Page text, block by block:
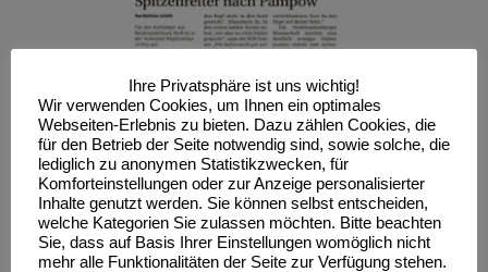
Ihre Privatsphäre ist uns wichtig!
Wir verwenden Cookies, um Ihnen ein optimales
Webseiten-Erlebnis zu bieten. Dazu zählen Cookies, die
für den Betrieb der Seite notwendig sind, sowie solche, die
lediglich zu anonymen Statistikzwecken, für
Komforteinstellungen oder zur Anzeige personalisierter
Inhalte genutzt werden. Sie können selbst entscheiden,
welche Kategorien Sie zulassen möchten. Bitte beachten
Sie, dass auf Basis Ihrer Einstellungen womöglich nicht
mehr alle Funktionalitäten der Seite zur Verfügung stehen.